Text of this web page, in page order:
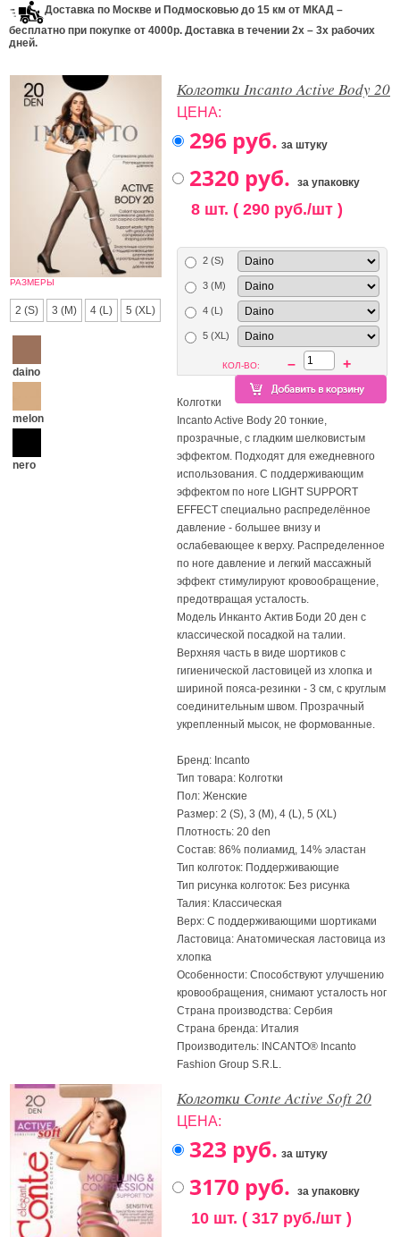
Доставка по Москве и Подмосковью до 15 км от МКАД –
бесплатно при покупке от 4000р. Доставка в течении 2х – 3х рабочих
дней.
РАЗМЕРЫ
2 (S) 3 (M) 4 (L) 5 (XL)
daino
melon
nero
Колготки Incanto Active Body 20
ЦЕНА:
за штуку
за упаковку
8 шт. ( 290 руб./шт )
2 (S)
3 (M)
4 (L)
5 (XL)
КОЛ-ВО: – +
Колготки
Incanto Active Body 20 тонкие,
прозрачные, с гладким шелковистым
эффектом. Подходят для ежедневного
использования. С поддерживающим
эффектом по ноге LIGHT SUPPORT
EFFECT специально распределённое
давление - большее внизу и
ослабевающее к верху. Распределенное
по ноге давление и легкий массажный
эффект стимулируют кровообращение,
предотвращая усталость.
Модель Инканто Актив Боди 20 ден с
классической посадкой на талии.
Верхняя часть в виде шортиков с
гигиенической ластовицей из хлопка и
шириной пояса-резинки - 3 см, с круглым
соединительным швом. Прозрачный
укрепленный мысок, не формованные.
Бренд: Incanto
Тип товара: Колготки
Пол: Женские
Размер: 2 (S), 3 (M), 4 (L), 5 (XL)
Плотность: 20 den
Состав: 86% полиамид, 14% эластан
Тип колготок: Поддерживающие
Тип рисунка колготок: Без рисунка
Талия: Классическая
Верх: С поддерживающими шортиками
Ластовица: Анатомическая ластовица из
хлопка
Особенности: Способствуют улучшению
кровообращения, снимают усталость ног
Страна производства: Сербия
Страна бренда: Италия
Производитель: INCANTO® Incanto
Fashion Group S.R.L.
Колготки Conte Active Soft 20
ЦЕНА:
за штуку
за упаковку
10 шт. ( 317 руб./шт )